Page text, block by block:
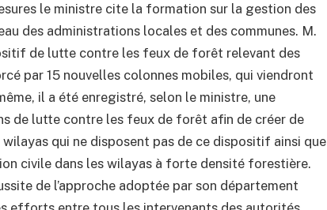
le ministre cite la formation sur la gestion des
des administrations locales et des communes. M.
de lutte contre les feux de forêt relevant des
par 15 nouvelles colonnes mobiles, qui viendront
il a été enregistré, selon le ministre, une
de lutte contre les feux de forêt afin de créer de
qui ne disposent pas de ce dispositif ainsi que
civile dans les wilayas à forte densité forestière.
de l’approche adoptée par son département